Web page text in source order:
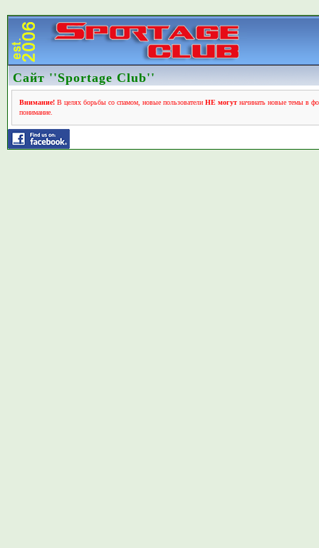
Сайт ''Sportage Club''
Внимание!В целях борьбы со спамом, новые пользователи НЕ могутначинать новые темы в
понимание.